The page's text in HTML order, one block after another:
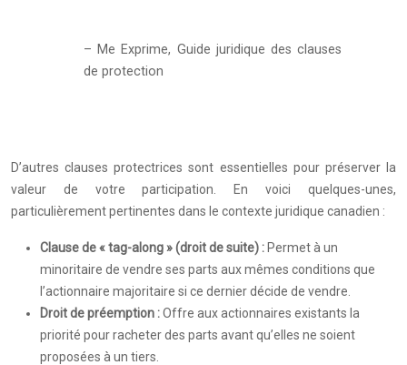
– Me Exprime, Guide juridique des clauses
de protection
D’autres clauses protectrices sont essentielles pour préserver la
valeur de votre participation. En voici quelques-unes,
particulièrement pertinentes dans le contexte juridique canadien :
Clause de « tag-along » (droit de suite) : Permet à un
minoritaire de vendre ses parts aux mêmes conditions que
l’actionnaire majoritaire si ce dernier décide de vendre.
Droit de préemption :Offre aux actionnaires existants la
priorité pour racheter des parts avant qu’elles ne soient
proposées à un tiers.